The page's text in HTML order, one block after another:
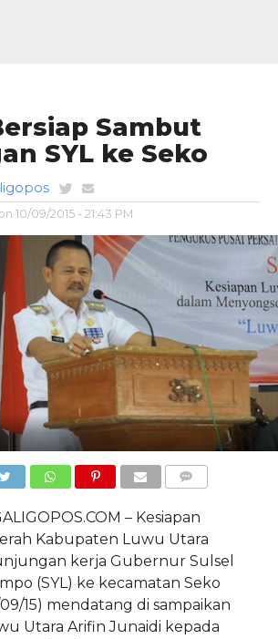
Sambut
SYL ke Seko
10/09/2015 - 21:43 PM
– Kesiapan
Kabupaten Luwu Utara
kerja Gubernur Sulsel
(SYL) ke kecamatan Seko
15) mendatang di sampaikan
Utara Arifin Junaidi kepada